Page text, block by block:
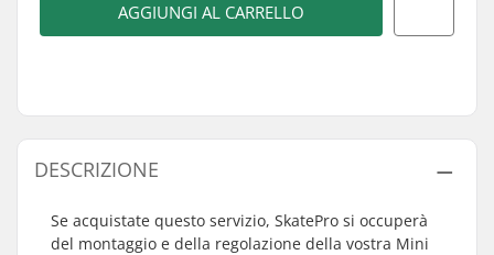
AGGIUNGI AL CARRELLO
DESCRIZIONE
Se acquistate questo servizio, SkatePro si occuperà
del montaggio e della regolazione della vostra Mini